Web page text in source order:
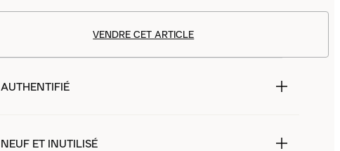
VENDRE CET ARTICLE
AUTHENTIFIÉ
NEUF ET INUTILISÉ